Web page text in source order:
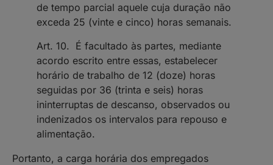
de tempo parcial aquele cuja duração não
exceda 25 (vinte e cinco) horas semanais.
Art. 10. É facultado às partes, mediante
acordo escrito entre essas, estabelecer
horário de trabalho de 12 (doze) horas
seguidas por 36 (trinta e seis) horas
ininterruptas de descanso, observados ou
indenizados os intervalos para repouso e
alimentação.
Portanto, a carga horária dos empregados